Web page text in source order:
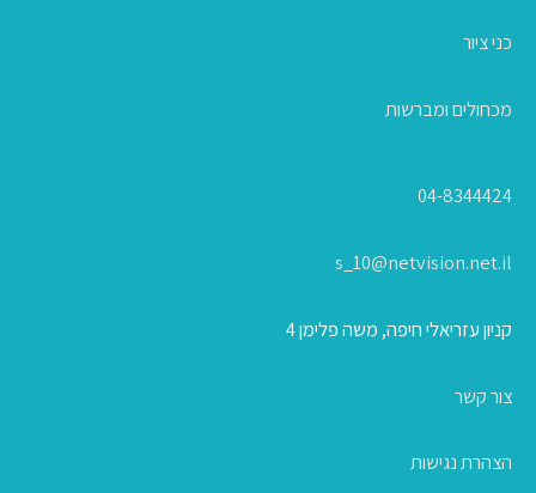
כני ציור
מכחולים ומברשות
04-8344424
s_10@netvision.net.il
קניון עזריאלי חיפה, משה פלימן 4
צור קשר
הצהרת נגישות